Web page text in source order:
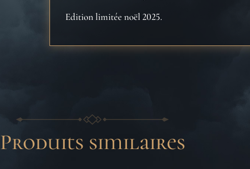
Edition limitée noël 2025.
Produits similaires